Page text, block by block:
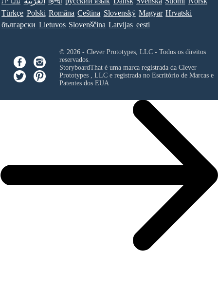
Türkçe Polski Româna Ceština Slovenský Magyar Hrvatski
български Lietuvos Slovenščina Latvijas eesti
© 2026 - Clever Prototypes, LLC - Todos os direitos
reservados.
StoryboardThat é uma marca registrada da Clever
Prototypes , LLCe registrada no Escritório de Marcas e
Patentes dos EUA